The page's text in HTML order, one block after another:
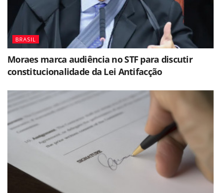
BRASIL
Moraes marca audiência no STF para discutir
constitucionalidade da Lei Antifacção